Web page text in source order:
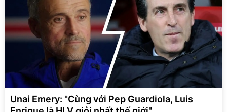
Unai Emery: "Cùng với Pep Guardiola, Luis